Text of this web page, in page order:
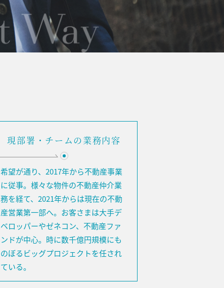
現部署・チームの業務内容
希望が通り、2017年から不動産事業
に従事。様々な物件の不動産仲介業
務を経て、2021年からは現在の不動
産営業第一部へ。お客さまは大手デ
ベロッパーやゼネコン、不動産ファ
ンドが中心。時に数千億円規模にも
のぼるビッグプロジェクトを任され
ている。